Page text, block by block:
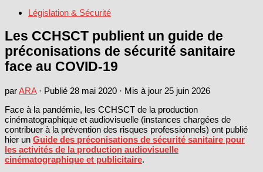
Législation & Sécurité
Les CCHSCT publient un guide de
préconisations de sécurité sanitaire
face au COVID-19
parARA · Publié 28 mai 2020 · Mis à jour 25 juin 2026
Face à la pandémie, les CCHSCT de la production
cinématographique et audiovisuelle (instances chargées de
contribuer à la prévention des risques professionnels) ont publié
hier un Guide des préconisations de sécurité sanitaire pour
les activités de la production audiovisuelle
cinématographique et publicitaire.